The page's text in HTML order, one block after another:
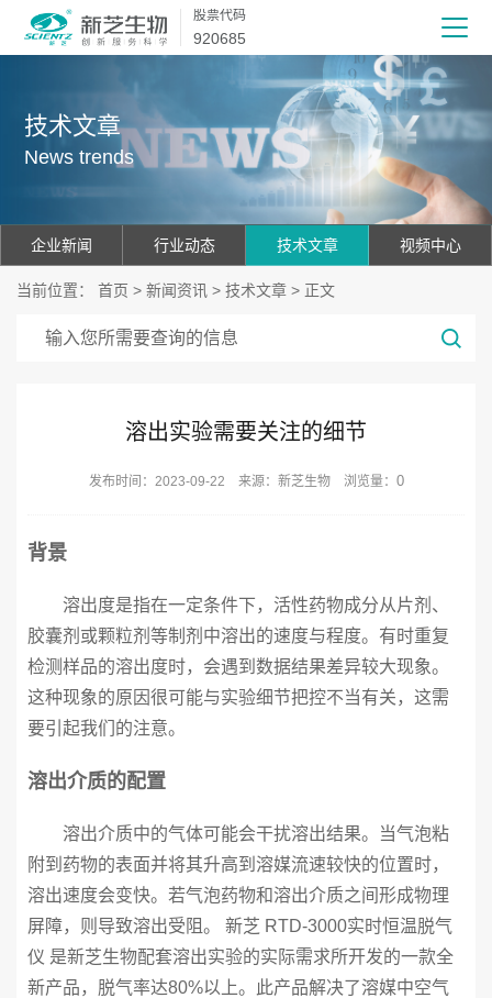
股票代码
920685
技术文章
News trends
企业新闻 行业动态 技术文章 视频中心
当前位置： 首页 > 新闻资讯 > 技术文章 > 正文
溶出实验需要关注的细节
发布时间：2023-09-22 来源：新芝生物 浏览量： 0
背景
溶出度是指在一定条件下，活性药物成分从片剂、
胶囊剂或颗粒剂等制剂中溶出的速度与程度。有时重复
检测样品的溶出度时，会遇到数据结果差异较大现象。
这种现象的原因很可能与实验细节把控不当有关，这需
要引起我们的注意。
溶出介质的配置
溶出介质中的气体可能会干扰溶出结果。当气泡粘
附到药物的表面并将其升高到溶媒流速较快的位置时，
溶出速度会变快。若气泡药物和溶出介质之间形成物理
屏障，则导致溶出受阻。 新芝 RTD-3000实时恒温脱气
仪 是新芝生物配套溶出实验的实际需求所开发的一款全
新产品，脱气率达80%以上。此产品解决了溶媒中空气